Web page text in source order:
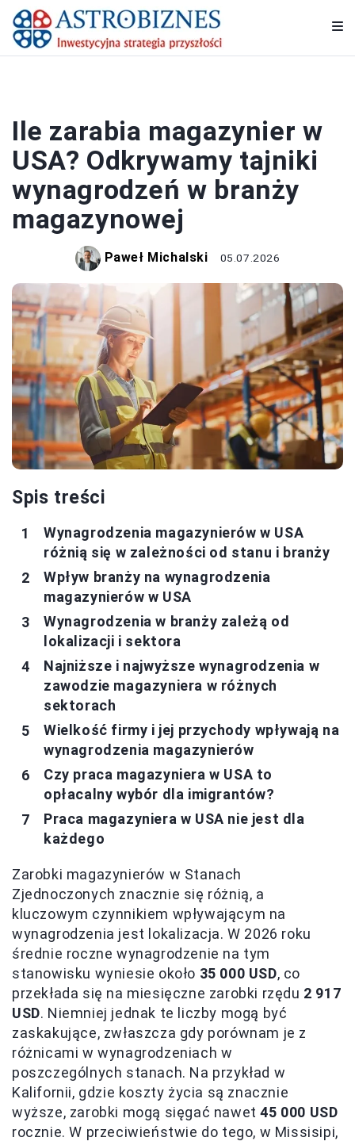
Ile zarabia magazynier w
USA? Odkrywamy tajniki
wynagrodzeń w branży
magazynowej
Paweł Michalski 05.07.2026
Spis treści
Wynagrodzenia magazynierów w USA
różnią się w zależności od stanu i branży
Wpływ branży na wynagrodzenia
magazynierów w USA
Wynagrodzenia w branży zależą od
lokalizacji i sektora
Najniższe i najwyższe wynagrodzenia w
zawodzie magazyniera w różnych
sektorach
Wielkość firmy i jej przychody wpływają na
wynagrodzenia magazynierów
Czy praca magazyniera w USA to
opłacalny wybór dla imigrantów?
Praca magazyniera w USA nie jest dla
każdego
Zarobki magazynierów w Stanach
Zjednoczonych znacznie się różnią, a
kluczowym czynnikiem wpływającym na
wynagrodzenia jest lokalizacja. W 2026 roku
średnie roczne wynagrodzenie na tym
stanowisku wyniesie około 35 000 USD, co
przekłada się na miesięczne zarobki rzędu 2 917
USD. Niemniej jednak te liczby mogą być
zaskakujące, zwłaszcza gdy porównam je z
różnicami w wynagrodzeniach w
poszczególnych stanach. Na przykład w
Kalifornii, gdzie koszty życia są znacznie
wyższe, zarobki mogą sięgać nawet45 000 USD
rocznie. W przeciwieństwie do tego, w Missisipi,